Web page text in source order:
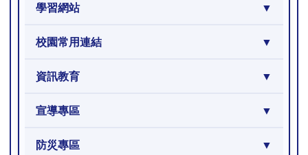
學習網站
校園常用連結
資訊教育
宣導專區
防災專區